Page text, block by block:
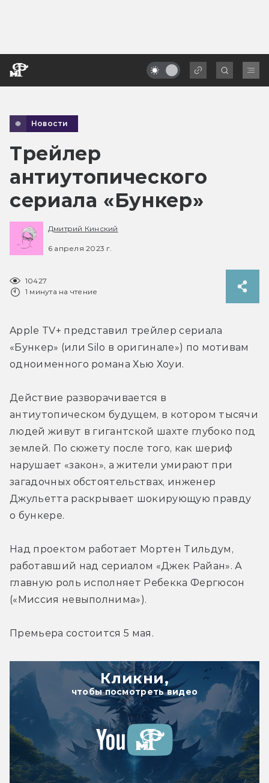
Новости
Трейлер
антиутопического
сериала «Бункер»
Дмитрий Кинский
6 апреля 2023 г.
10427
1 минута на чтение
Apple TV+ представил трейлер сериала
«Бункер» (или Silo в оригинале») по мотивам
одноименного романа Хью Хоуи.
Действие разворачивается в
антиутопическом будущем, в котором тысячи
людей живут в гигантской шахте глубоко под
землей. По сюжету после того, как шериф
нарушает «закон», а жители умирают при
загадочных обстоятельствах, инженер
Джульетта раскрывает шокирующую правду
о бункере.
Над проектом работает Мортен Тильдум,
работавший над сериалом «Джек Райан». А
главную роль исполняет Ребекка Фергюсон
(«Миссия невыполнима»).
Премьера состоится 5 мая.
Кликни,
чтобы посмотреть видео